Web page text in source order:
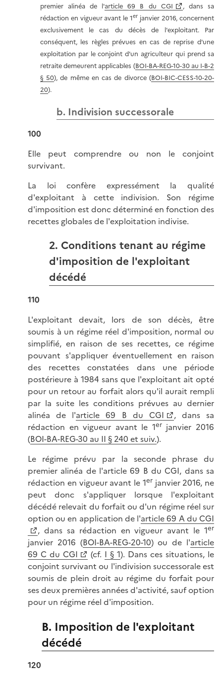
premier alinéa de l'article 69 B du CGI
, dans sa
rédaction en vigueur avant le 1er janvier 2016, concernent
exclusivement le cas du décès de l'exploitant. Par
conséquent, les règles prévues en cas de reprise d'une
exploitation par le conjoint d'un agriculteur qui prend sa
retraite demeurent applicables (BOI-BA-REG-10-30 au I-B-2
§ 50), de même en cas de divorce (BOI-BIC-CESS-10-20-
20).
b. Indivision successorale
100
Elle peut comprendre ou non le conjoint
survivant.
La loi confère expressément la qualité
d'exploitant à cette indivision. Son régime
d'imposition est donc déterminé en fonction des
recettes globales de l'exploitation indivise.
2. Conditions tenant au régime
d'imposition de l'exploitant
décédé
110
L'exploitant devait, lors de son décès, être
soumis à un régime réel d'imposition, normal ou
simplifié, en raison de ses recettes, ce régime
pouvant s'appliquer éventuellement en raison
des recettes constatées dans une période
postérieure à 1984 sans que l'exploitant ait opté
pour un retour au forfait alors qu'il aurait rempli
par la suite les conditions prévues au dernier
alinéa de l'article 69 B du CGI
, dans sa
rédaction en vigueur avant le 1erjanvier 2016
(BOI-BA-REG-30 au II § 240 et suiv.).
Le régime prévu par la seconde phrase du
premier alinéa de l'article 69 B du CGI, dans sa
rédaction en vigueur avant le 1erjanvier 2016, ne
peut donc s'appliquer lorsque l'exploitant
décédé relevait du forfait ou d'un régime réel sur
option ou en application de l'article 69 A du CGI
, dans sa rédaction en vigueur avant le 1er
janvier 2016 (BOI-BA-REG-20-10) ou de l'article
69 C du CGI
(cf. I § 1). Dans ces situations, le
conjoint survivant ou l'indivision successorale est
soumis de plein droit au régime du forfait pour
ses deux premières années d'activité, sauf option
pour un régime réel d'imposition.
B. Imposition de l'exploitant
décédé
120